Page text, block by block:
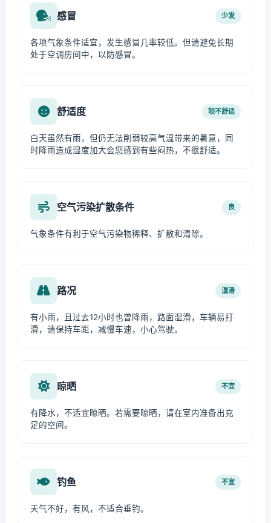
感冒 少发
各项气象条件适宜，发生感冒几率较低。但请避免长期
处于空调房间中，以防感冒。
舒适度 较不舒适
白天虽然有雨，但仍无法削弱较高气温带来的暑意，同
时降雨造成湿度加大会您感到有些闷热，不很舒适。
空气污染扩散条件 良
气象条件有利于空气污染物稀释、扩散和清除。
路况 湿滑
有小雨，且过去12小时也曾降雨，路面湿滑，车辆易打
滑，请保持车距，减慢车速，小心驾驶。
晾晒 不宜
有降水，不适宜晾晒。若需要晾晒，请在室内准备出充
足的空间。
钓鱼 不宜
天气不好，有风，不适合垂钓。